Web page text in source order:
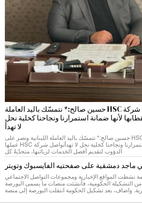
رئيس مجلس إدارة شركة HSC حسين صالح:* نتمسّك باليد العاملة
لأنها ضمانة استمرارنا ونجاحنا كخلية نحل
لا تهدأ
*رئيس مجلس إدارة شركة HSC حسين صالح:* نتمسّك باليد العاملة اللبنانية ونصر على
استقطابها لأنها ضمانة استمرارنا ونجاحنا كخلية نحل لا تهدأتواصل شركة HSC عملها
الدؤوب لتقديم أفضل الخدمات لزبائنها، متحدّيةً كل
ماجد دمشقية على صفحتيه الفايسبوك وتويتر
نشطت المواقع الإخبارية ومجموعات التواصل الاجتماعي
من التشكيلة الحكومية، فأنشئت منصات ما يسمى البورصة
واضاف، بعد تشكيل الحكومة انتقلت البورصة إلى منصة